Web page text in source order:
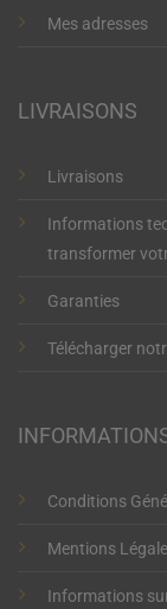
Mes adresses
LIVRAISONS
Livraisons
Informations
transformer
Garanties
Télécharger
Conditions
Mentions
Informations